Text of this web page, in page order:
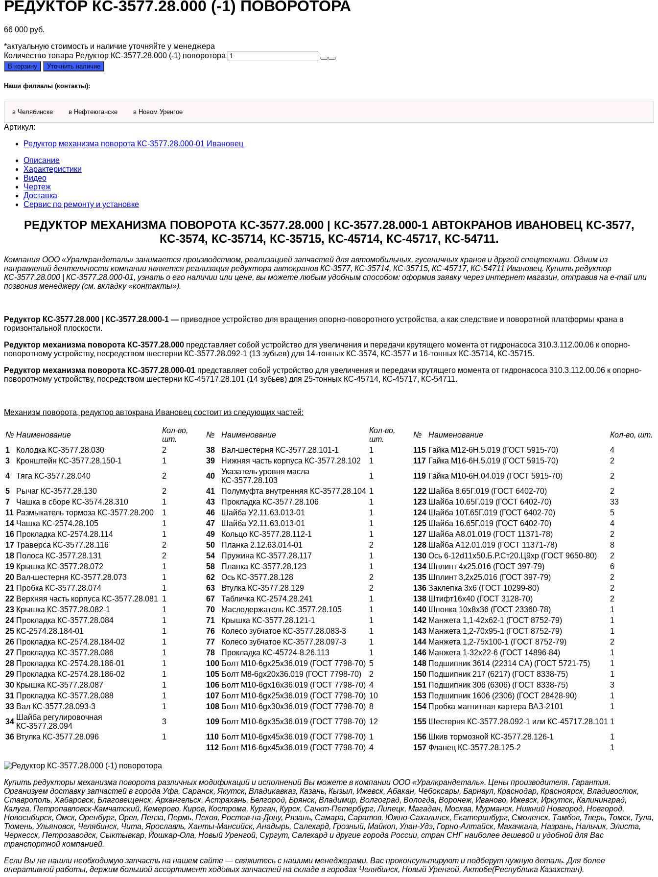
РЕДУКТОР КС-3577.28.000 (-1) ПОВОРОТОРА
66 000 руб.
*актуальную стоимость и наличие уточняйте у менеджера
Количество товара Редуктор КС-3577.28.000 (-1) поворотора
В корзину Уточнить наличие
Наши филиалы (контакты):
в Челябинске в Нефтеюганске в Новом Уренгое
Артикул:
Редуктор механизма поворота КС-3577.28.000-01 Ивановец
Описание
Характеристики
Видео
Чертеж
Доставка
Сервис по ремонту и установке
РЕДУКТОР МЕХАНИЗМА ПОВОРОТА КС-3577.28.000 | КС-3577.28.000-1 АВТОКРАНОВ ИВАНОВЕЦ КС-3577,
КС-3574, КС-35714, КС-35715, КС-45714, КС-45717, КС-54711.
Компания ООО «Уралкрандеталь» занимается производством, реализацией запчастей для автомобильных, гусеничных кранов и другой спецтехники. Одним из
направлений деятельности компании является реализация редуктора автокранов КС-3577, КС-35714, КС-35715, КС-45717, КС-54711 Ивановец. Купить редуктор
КС-3577.28.000 | КС-3577.28.000-01, узнать о его наличии или цене, вы можете любым удобным способом: оформив заявку через интернет магазин, отправив на e-mail или
позвонив менеджеру (см. вкладку «контакты»).
Редуктор КС-3577.28.000 | КС-3577.28.000-1 — приводное устройство для вращения опорно-поворотного устройства, а как следствие и поворотной платформы крана в
горизонтальной плоскости.
Редуктор механизма поворота КС-3577.28.000 представляет собой устройство для увеличения и передачи крутящего момента от гидронасоса 310.3.112.00.06 к опорно-
поворотному устройству, посредством шестерни КС-3577.28.092-1 (13 зубьев) для 14-тонных КС-3574, КС-3577 и 16-тонных КС-35714, КС-35715.
Редуктор механизма поворота КС-3577.28.000-01 представляет собой устройство для увеличения и передачи крутящего момента от гидронасоса 310.3.112.00.06 к опорно-
поворотному устройству, посредством шестерни КС-45717.28.101 (14 зубьев) для 25-тонных КС-45714, КС-45717, КС-54711.
Механизм поворота, редуктор автокрана Ивановец состоит из следующих частей:
№ Наименование
Кол-во,
шт.
№ Наименование
Кол-во,
шт.
№ Наименование
Кол-во, шт.
1
Колодка КС-3577.28.030 2 38 Вал-шестерня КС-3577.28.101-1 1 115 Гайка М12-6H.5.019 (ГОСТ 5915-70)
4
3
Кронштейн КС-3577.28.150-1 1 39 Нижняя часть корпуса КС-3577.28.102 1 117 Гайка М16-6H.5.019 (ГОСТ 5915-70)
2
4
Тяга КС-3577.28.040 2 40
Указатель уровня масла
КС-3577.28.103
1 119 Гайка М10-6H.04.019 (ГОСТ 5915-70)
2
5
Рычаг КС-3577.28.130 2 41 Полумуфта внутренняя КС-3577.28.104 1 122 Шайба 8.65Г.019 (ГОСТ 6402-70)
2
7
Чашка в сборе КС-3574.28.310 1 43 Прокладка КС-3577.28.106 1 123 Шайба 10.65Г.019 (ГОСТ 6402-70)
33
11 Размыкатель тормоза КС-3577.28.200 1 46 Шайба У2.11.63.013-01 1 124 Шайба 10Т.65Г.019 (ГОСТ 6402-70)
5
14 Чашка КС-2574.28.105 1 47 Шайба У2.11.63.013-01 1 125 Шайба 16.65Г.019 (ГОСТ 6402-70)
4
16 Прокладка КС-2574.28.114 1 49 Кольцо КС-3577.28.112-1 1 127 Шайба А8.01.019 (ГОСТ 11371-78)
2
17 Траверса КС-3577.28.116 2 50 Планка 2.12.63.014-01 2 128 Шайба А12.01.019 (ГОСТ 11371-78)
8
18 Полоса КС-3577.28.131 2 54 Пружина КС-3577.28.117 1 130 Ось 6-12d11х50.Б.Р.Ст20.Ц9хр (ГОСТ 9650-80)
2
19 Крышка КС-3577.28.072 1 58 Планка КС-3577.28.123 1 134 Шплинт 4х25.016 (ГОСТ 397-79)
6
20 Вал-шестерня КС-3577.28.073 1 62 Ось КС-3577.28.128 2 135 Шплинт 3,2х25.016 (ГОСТ 397-79)
2
21 Пробка КС-3577.28.074 1 63 Втулка КС-3577.28.129 2 136 Заклепка 3х6 (ГОСТ 10299-80)
2
22 Верхняя часть корпуса КС-3577.28.081 1 67 Табличка КС-2574.28.241 1 138 Штифт16х40 (ГОСТ 3128-70)
2
23 Крышка КС-3577.28.082-1 1 70 Маслодержатель КС-3577.28.105 1 140 Шпонка 10х8х36 (ГОСТ 23360-78)
1
24 Прокладка КС-3577.28.084 1 71 Крышка КС-3577.28.121-1 1 142 Манжета 1,1-42х62-1 (ГОСТ 8752-79)
1
25 КС-2574.28.184-01 1 76 Колесо зубчатое КС-3577.28.083-3 1 143 Манжета 1,2-70х95-1 (ГОСТ 8752-79)
1
26 Прокладка КС-2574.28.184-02 1 77 Колесо зубчатое КС-3577.28.097-3 1 144 Манжета 1,2-75х100-1 (ГОСТ 8752-79)
2
27 Прокладка КС-3577.28.086 1 78 Прокладка КС-45724-8.26.113 1 146 Манжета 1-32х22-6 (ГОСТ 14896-84)
1
28 Прокладка КС-2574.28.186-01 1 100 Болт М10-6gх25х36.019 (ГОСТ 7798-70) 5 148 Подшипник 3614 (22314 CA) (ГОСТ 5721-75)
1
29 Прокладка КС-2574.28.186-02 1 105 Болт М8-6gх20х36.019 (ГОСТ 7798-70) 2 150 Подшипник 217 (6217) (ГОСТ 8338-75)
1
30 Крышка КС-3577.28.087 1 106 Болт М10-6gх16х36.019 (ГОСТ 7798-70) 4 151 Подшипник 306 (6306) (ГОСТ 8338-75)
3
31 Прокладка КС-3577.28.088 1 107 Болт М10-6gх25х36.019 (ГОСТ 7798-70) 10 153 Подшипник 1606 (2306) (ГОСТ 28428-90)
1
33 Вал КС-3577.28.093-3 1 108 Болт М10-6gх30х36.019 (ГОСТ 7798-70) 8 154 Пробка магнитная картера ВАЗ-2101
1
34
Шайба регулировочная
КС-3577.28.094
3 109 Болт М10-6gх35х36.019 (ГОСТ 7798-70) 12 155 Шестерня КС-3577.28.092-1 или КС-45717.28.101 1
36 Втулка КС-3577.28.096 1 110 Болт М10-6gх45х36.019 (ГОСТ 7798-70) 1 156 Шкив тормозной КС-3577.28.126-1
1
112 Болт М16-6gх45х36.019 (ГОСТ 7798-70) 4 157 Фланец КС-3577.28.125-2 1
Купить редукторы механизма поворота различных модификаций и исполнений Вы можете в компании ООО «Уралкрандеталь». Цены производителя. Гарантия.
Организуем доставку запчастей в города Уфа, Саранск, Якутск, Владикавказ, Казань, Кызыл, Ижевск, Абакан, Чебоксары, Барнаул, Краснодар, Красноярск, Владивосток,
Ставрополь, Хабаровск, Благовещенск, Архангельск, Астрахань, Белгород, Брянск, Владимир, Волгоград, Вологда, Воронеж, Иваново, Ижевск, Иркутск, Калининград,
Калуга, Петропавловск-Камчатский, Кемерово, Киров, Кострома, Курган, Курск, Санкт-Петербург, Липецк, Магадан, Москва, Мурманск, Нижний Новгород, Новгород,
Новосибирск, Омск, Оренбург, Орел, Пенза, Пермь, Псков, Ростов-на-Дону, Рязань, Самара, Саратов, Южно-Сахалинск, Екатеринбург, Смоленск, Тамбов, Тверь, Томск, Тула,
Тюмень, Ульяновск, Челябинск, Чита, Ярославль, Ханты-Мансийск, Анадырь, Салехард, Грозный, Майкоп, Улан-Удэ, Горно-Алтайск, Махачкала, Назрань, Нальчик, Элиста,
Черкесск, Петрозаводск, Сыктывкар, Йошкар-Ола, Новый Уренгой, Сургут, Салехард и другие города России, стран СНГ наиболее дешевой и удобной для Вас
транспортной компанией.
Если Вы не нашли необходимую запчасть на нашем сайте — свяжитесь с нашими менеджерами. Вас проконсультируют и подберут нужную деталь. Для более
оперативной работы, держим большой ассортимент ходовых запчастей на складе в городах Челябинск, Новый Уренгой, Актобе(Республика Казахстан).